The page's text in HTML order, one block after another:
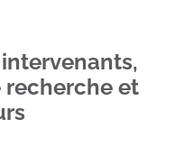
recherche et